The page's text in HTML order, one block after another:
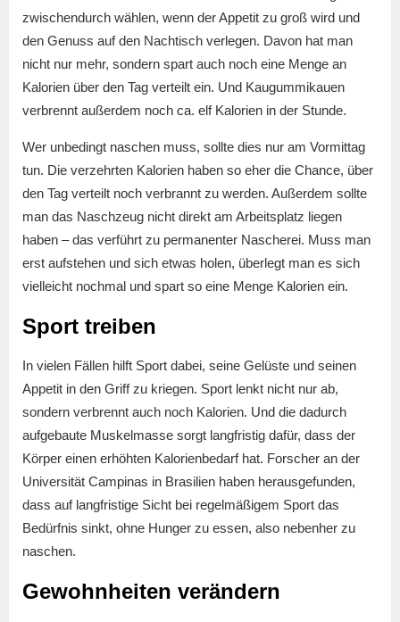
zwischendurch wählen, wenn der Appetit zu groß wird und
den Genuss auf den Nachtisch verlegen. Davon hat man
nicht nur mehr, sondern spart auch noch eine Menge an
Kalorien über den Tag verteilt ein. Und Kaugummikauen
verbrennt außerdem noch ca. elf Kalorien in der Stunde.
Wer unbedingt naschen muss, sollte dies nur am Vormittag
tun. Die verzehrten Kalorien haben so eher die Chance, über
den Tag verteilt noch verbrannt zu werden. Außerdem sollte
man das Naschzeug nicht direkt am Arbeitsplatz liegen
haben – das verführt zu permanenter Nascherei. Muss man
erst aufstehen und sich etwas holen, überlegt man es sich
vielleicht nochmal und spart so eine Menge Kalorien ein.
Sport treiben
In vielen Fällen hilft Sport dabei, seine Gelüste und seinen
Appetit in den Griff zu kriegen. Sport lenkt nicht nur ab,
sondern verbrennt auch noch Kalorien. Und die dadurch
aufgebaute Muskelmasse sorgt langfristig dafür, dass der
Körper einen erhöhten Kalorienbedarf hat. Forscher an der
Universität Campinas in Brasilien haben herausgefunden,
dass auf langfristige Sicht bei regelmäßigem Sport das
Bedürfnis sinkt, ohne Hunger zu essen, also nebenher zu
naschen.
Gewohnheiten verändern